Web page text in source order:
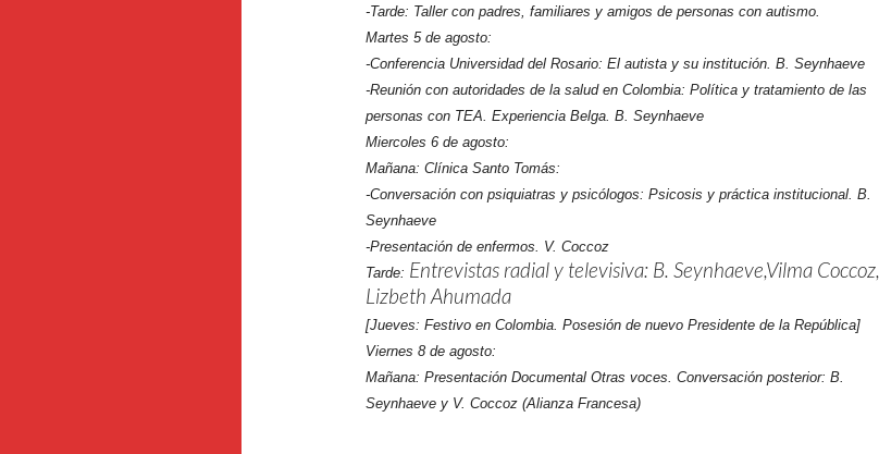
-Tarde: Taller con padres, familiares y amigos de personas con autismo.
Martes 5 de agosto:
-Conferencia Universidad del Rosario: El autista y su institución. B. Seynhaeve
-Reunión con autoridades de la salud en Colombia: Política y tratamiento de las
personas con TEA. Experiencia Belga. B. Seynhaeve
Miercoles 6 de agosto:
Mañana: Clínica Santo Tomás:
-Conversación con psiquiatras y psicólogos: Psicosis y práctica institucional. B.
Seynhaeve
-Presentación de enfermos. V. Coccoz
Tarde: Entrevistas radial y televisiva: B. Seynhaeve,Vilma Coccoz,
Lizbeth Ahumada
[Jueves: Festivo en Colombia. Posesión de nuevo Presidente de la República]
Viernes 8 de agosto:
Mañana: Presentación Documental Otras voces. Conversación posterior: B.
Seynhaeve y V. Coccoz (Alianza Francesa)